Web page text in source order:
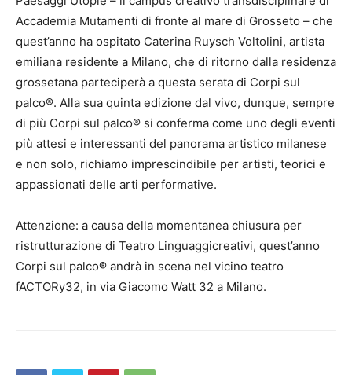
Accademia Mutamenti di fronte al mare di Grosseto – che
quest’anno ha ospitato Caterina Ruysch Voltolini, artista
emiliana residente a Milano, che di ritorno dalla residenza
grossetana parteciperà a questa serata di Corpi sul
palco®. Alla sua quinta edizione dal vivo, dunque, sempre
di più Corpi sul palco® si conferma come uno degli eventi
più attesi e interessanti del panorama artistico milanese
e non solo, richiamo imprescindibile per artisti, teorici e
appassionati delle arti performative.
Attenzione: a causa della momentanea chiusura per
ristrutturazione di Teatro Linguaggicreativi, quest’anno
Corpi sul palco® andrà in scena nel vicino teatro
fACTORy32, in via Giacomo Watt 32 a Milano.